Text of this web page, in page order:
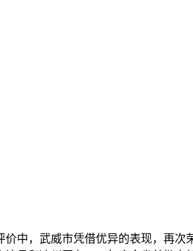
中，武威市凭借优异的表现，再次